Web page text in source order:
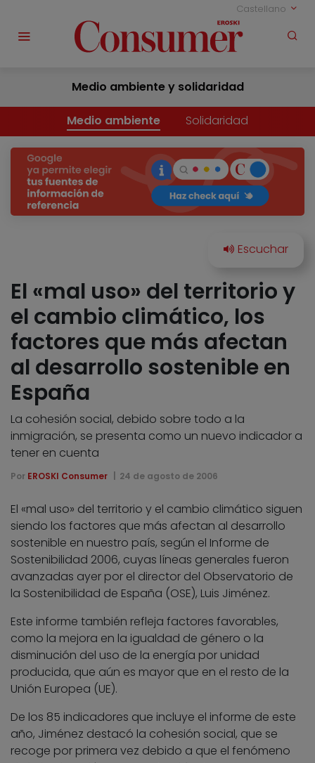
Castellano
Medio ambiente y solidaridad
Medio ambiente Solidaridad
El «mal uso» del territorio y
el cambio climático, los
factores que más afectan
al desarrollo sostenible en
España
La cohesión social, debido sobre todo a la
inmigración, se presenta como un nuevo indicador a
tener en cuenta
Por EROSKI Consumer 24 de agosto de 2006
El «mal uso» del territorio y el cambio climático siguen
siendo los factores que más afectan al desarrollo
sostenible en nuestro país, según el Informe de
Sostenibilidad 2006, cuyas líneas generales fueron
avanzadas ayer por el director del Observatorio de
la Sostenibilidad de España (OSE), Luis Jiménez.
Este informe también refleja factores favorables,
como la mejora en la igualdad de género o la
disminución del uso de la energía por unidad
producida, que aún es mayor que en el resto de la
Unión Europea (UE).
De los 85 indicadores que incluye el informe de este
año, Jiménez destacó la cohesión social, que se
recoge por primera vez debido a que el fenómeno